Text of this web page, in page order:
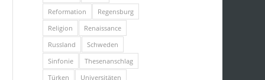
Reformation
Regensburg
Religion
Renaissance
Russland
Schweden
Sinfonie
Thesenanschlag
Türken
Universitäten